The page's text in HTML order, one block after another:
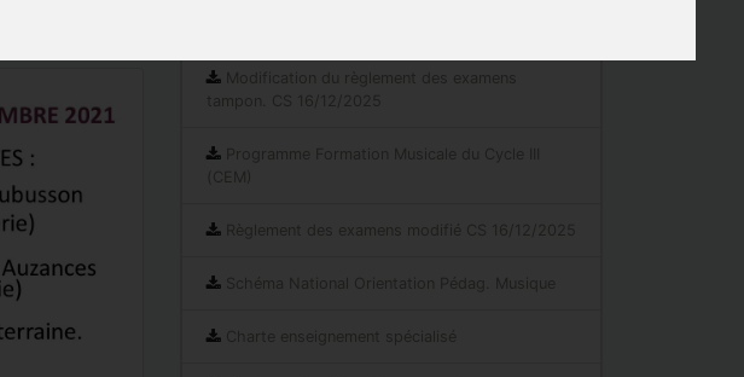
Modification du règlement des examens
tampon. CS 16/12/2025
Programme Formation Musicale du Cycle III
(CEM)
Règlement des examens modifié CS 16/12/2025
Schéma National Orientation Pédag. Musique
Charte enseignement spécialisé